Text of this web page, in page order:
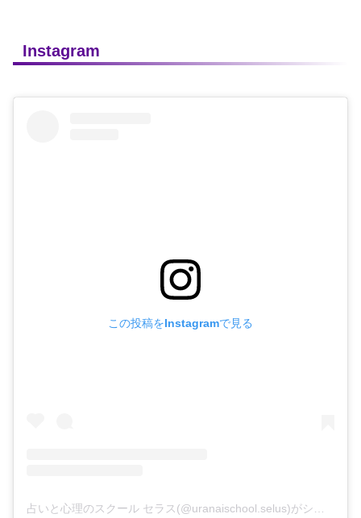
Instagram
この投稿をInstagramで見る
占いと心理のスクール セラス(@uranaischool.selus)がシェアした投稿